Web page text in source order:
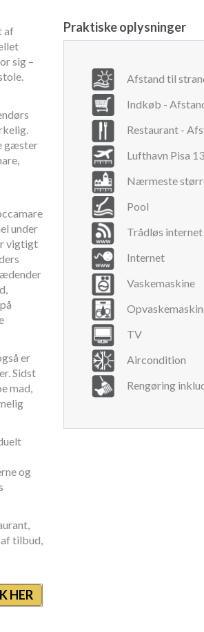
af
sig –
gæster
under
vigtigt
er
Sidst
mad,
og
tilbud,
HER
Praktiske oplysninger
Afstand til
Indkøb -
Restaurant -
Lufthavn Pisa
Nærmeste
Pool
Trådløs internet
Internet
Vaskemaskine
TV
Aircondition
Rengøring